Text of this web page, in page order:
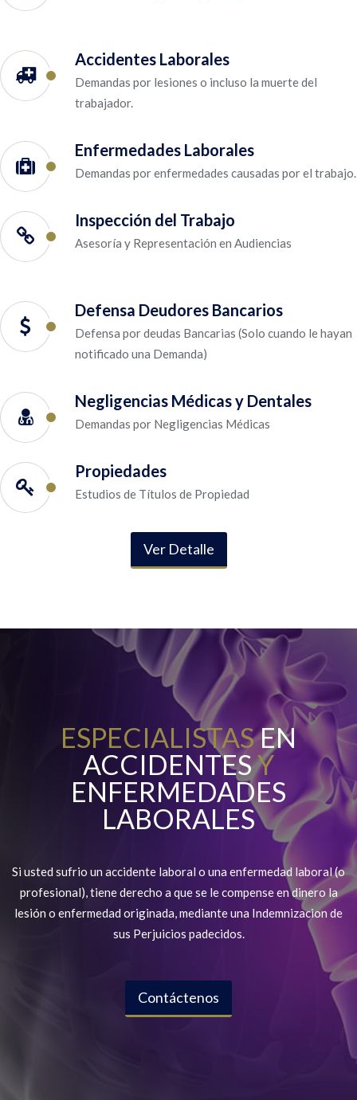
Accidentes Laborales
Demandas por lesiones o incluso la muerte del
trabajador.
Enfermedades Laborales
Demandas por enfermedades causadas por el trabajo.
Inspección del Trabajo
Asesoría y Representación en Audiencias
Defensa Deudores Bancarios
Defensa por deudas Bancarias (Solo cuando le hayan
notificado una Demanda)
Negligencias Médicas y Dentales
Demandas por Negligencias Médicas
Propiedades
Estudios de Títulos de Propiedad
Ver Detalle
ESPECIALISTASEN
ACCIDENTESY
ENFERMEDADES
LABORALES
Si usted sufrio un accidente laboral o una enfermedad laboral (o
profesional), tiene derecho a que se le compense en dinero la
lesión o enfermedad originada, mediante una Indemnizacion de
sus Perjuicios padecidos.
Contáctenos